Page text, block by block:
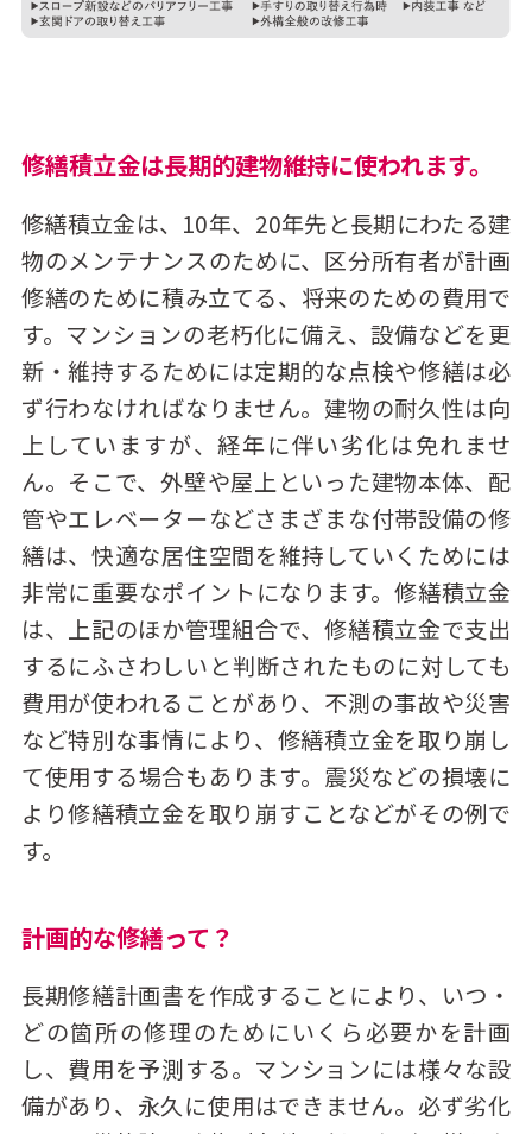
修繕積立金は長期的建物維持に使われます。
修繕積立金は、10年、20年先と長期にわたる建
物のメンテナンスのために、区分所有者が計画
修繕のために積み立てる、将来のための費用で
す。マンションの老朽化に備え、設備などを更
新・維持するためには定期的な点検や修繕は必
ず行わなければなりません。建物の耐久性は向
上していますが、経年に伴い劣化は免れませ
ん。そこで、外壁や屋上といった建物本体、配
管やエレベーターなどさまざまな付帯設備の修
繕は、快適な居住空間を維持していくためには
非常に重要なポイントになります。修繕積立金
は、上記のほか管理組合で、修繕積立金で支出
するにふさわしいと判断されたものに対しても
費用が使われることがあり、不測の事故や災害
など特別な事情により、修繕積立金を取り崩し
て使用する場合もあります。震災などの損壊に
より修繕積立金を取り崩すことなどがその例で
す。
計画的な修繕って？
長期修繕計画書を作成することにより、いつ・
どの箇所の修理のためにいくら必要かを計画
し、費用を予測する。マンションには様々な設
備があり、永久に使用はできません。必ず劣化